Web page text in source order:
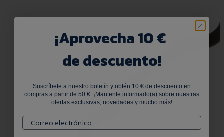
¡Aprovecha 10 €
de descuento!
Suscríbete a nuestro boletín y obtén 10 € de descuento en
compras a partir de 50 €. ¡Mantente informado(a) sobre nuestras
ofertas exclusivas, novedades y mucho más!